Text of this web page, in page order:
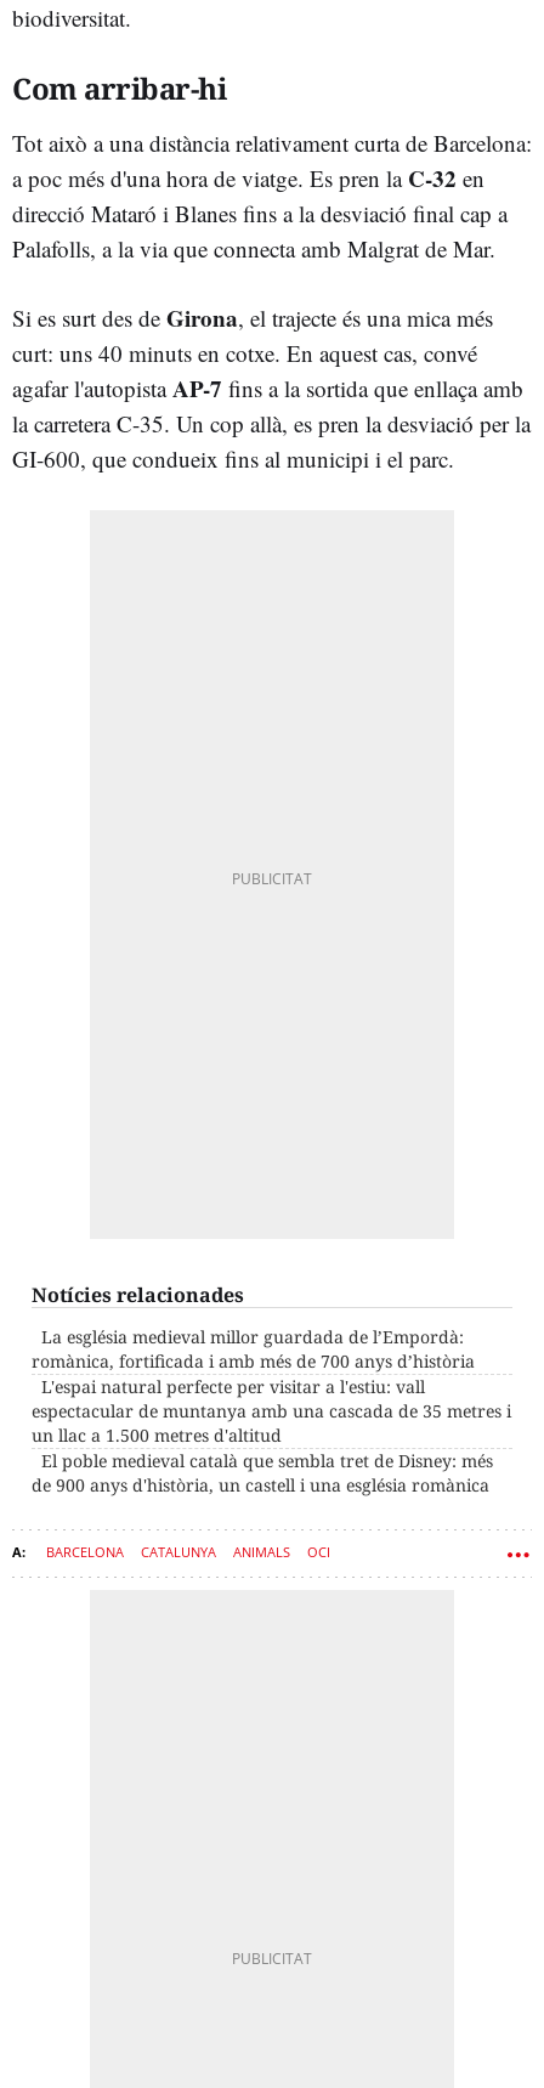
biodiversitat.
Com arribar-hi
Tot això a una distància relativament curta de Barcelona:
a poc més d'una hora de viatge. Es pren la C-32 en
direcció Mataró i Blanes fins a la desviació final cap a
Palafolls, a la via que connecta amb Malgrat de Mar.
Si es surt des de Girona, el trajecte és una mica més
curt: uns 40 minuts en cotxe. En aquest cas, convé
agafar l'autopistaAP-7 fins a la sortida que enllaça amb
la carretera C-35. Un cop allà, es pren la desviació per la
GI-600, que condueix fins al municipi i el parc.
Notícies relacionades
La església medieval millor guardada de l’Empordà:
romànica, fortificada i amb més de 700 anys d’història
L'espai natural perfecte per visitar a l'estiu: vall
espectacular de muntanya amb una cascada de 35 metres i
un llac a 1.500 metres d'altitud
El poble medieval català que sembla tret de Disney: més
de 900 anys d'història, un castell i una església romànica
BARCELONA CATALUNYA ANIMALS OCI